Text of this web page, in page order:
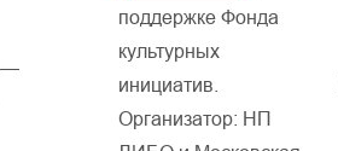
—
поддержке Фонда
культурных
инициатив.
Организатор: НП